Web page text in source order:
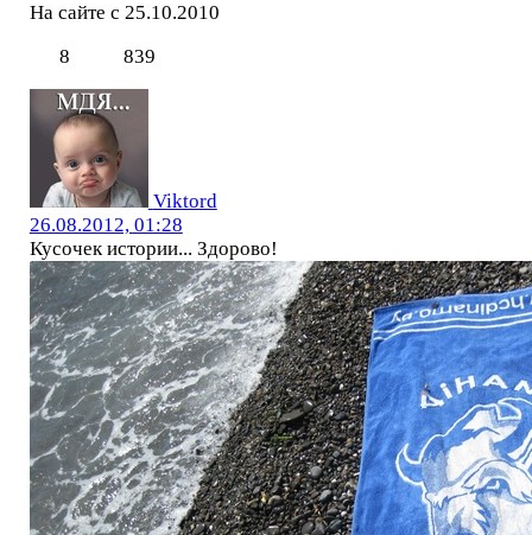
На сайте с 25.10.2010
8
839
Viktord
26.08.2012, 01:28
Кусочек истории... Здорово!